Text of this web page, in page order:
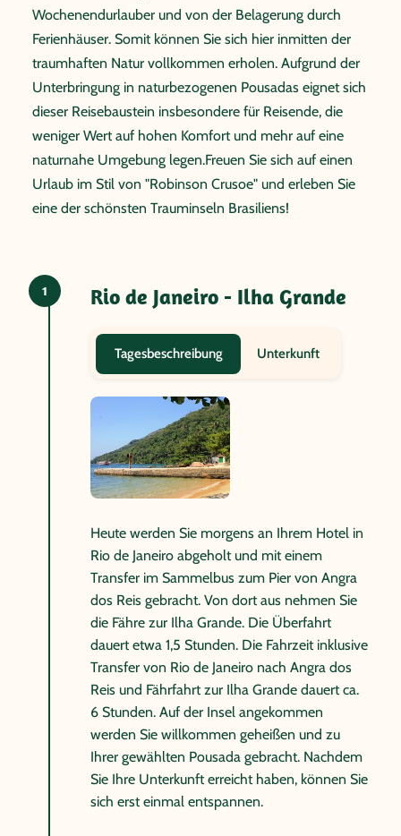
Wochenendurlauber und von der Belagerung durch
Ferienhäuser. Somit können Sie sich hier inmitten der
traumhaften Natur vollkommen erholen. Aufgrund der
Unterbringung in naturbezogenen Pousadas eignet sich
dieser Reisebaustein insbesondere für Reisende, die
weniger Wert auf hohen Komfort und mehr auf eine
naturnahe Umgebung legen.Freuen Sie sich auf einen
Urlaub im Stil von "Robinson Crusoe" und erleben Sie
eine der schönsten Trauminseln Brasiliens!
1 Rio de Janeiro - Ilha Grande
Tagesbeschreibung Unterkunft
Heute werden Sie morgens an Ihrem Hotel in
Rio de Janeiro abgeholt und mit einem
Transfer im Sammelbus zum Pier von Angra
dos Reis gebracht. Von dort aus nehmen Sie
die Fähre zur Ilha Grande. Die Überfahrt
dauert etwa 1,5 Stunden. Die Fahrzeit inklusive
Transfer von Rio de Janeiro nach Angra dos
Reis und Fährfahrt zur Ilha Grande dauert ca.
6 Stunden. Auf der Insel angekommen
werden Sie willkommen geheißen und zu
Ihrer gewählten Pousada gebracht. Nachdem
Sie Ihre Unterkunft erreicht haben, können Sie
sich erst einmal entspannen.